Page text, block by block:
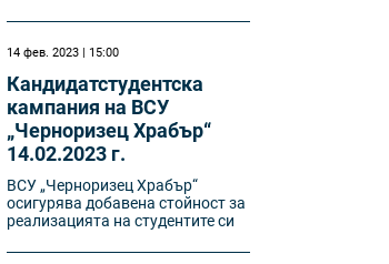
14 фев. 2023 | 15:00
Кандидатстудентска
кампания на ВСУ
„Черноризец Храбър“
14.02.2023 г.
ВСУ „Черноризец Храбър“
осигурява добавена стойност за
реализацията на студентите си